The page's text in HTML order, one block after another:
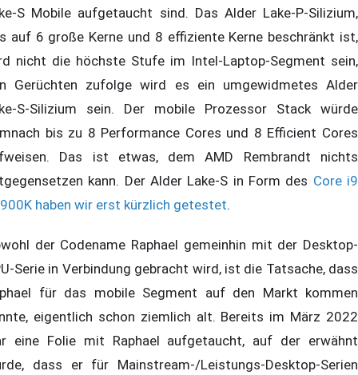
S Mobile aufgetaucht sind. Das Alder Lake-P-Silizium,
auf 6 große Kerne und 8 effiziente Kerne beschränkt ist,
nicht die höchste Stufe im Intel-Laptop-Segment sein,
Gerüchten zufolge wird es ein umgewidmetes Alder
S-Silizium sein. Der mobile Prozessor Stack würde
bis zu 8 Performance Cores und 8 Efficient Cores
Das ist etwas, dem AMD Rembrandt nichts
kann. Der Alder Lake-S in Form des Core i9
haben wir erst kürzlich getestet.
der Codename Raphael gemeinhin mit der Desktop-
Serie in Verbindung gebracht wird, ist die Tatsache, dass
für das mobile Segment auf den Markt kommen
eigentlich schon ziemlich alt. Bereits im März 2022
eine Folie mit Raphael aufgetaucht, auf der erwähnt
dass er für Mainstream-/Leistungs-Desktop-Serien